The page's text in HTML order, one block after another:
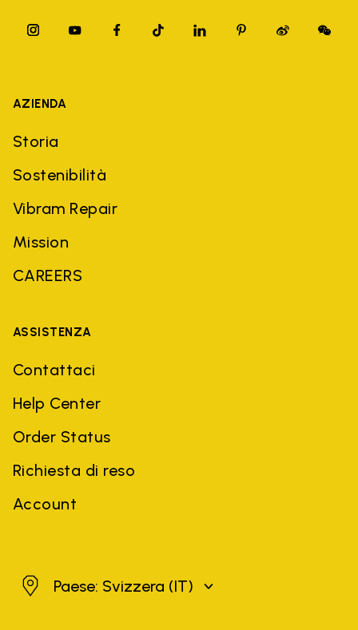
AZIENDA
Storia
Sostenibilità
Vibram Repair
Mission
CAREERS
ASSISTENZA
Contattaci
Help Center
Order Status
Richiesta di reso
Account
SvizzeraPaese: Svizzera (IT)